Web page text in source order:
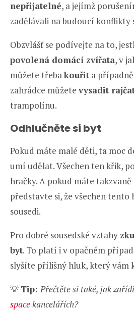
nepřijatelné, a jejímž
zadělávali na budoucí konflikty
Obzvlášť se podívejte na to,
povolená domácí zvířata, v
můžete třebakouřit a
zahrádce můžete vysadit
trampolínu.
Odhlučněte si byt
Pokud máte malé děti, ta moc
umí udělat. Všechen ten křik,
hračky. A pokud máte
představte si, že všechen tento
sousedi.
Pro dobré sousedské vztahy
byt. To platí i v opačném
slyšíte přílišný hluk, který vám
💡 Tip:Přečtěte si také, jak
spacekancelářích?